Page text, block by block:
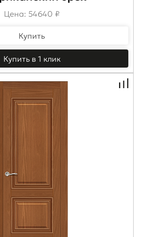
Цена: 54640 ₽
Купить
Купить в 1 клик